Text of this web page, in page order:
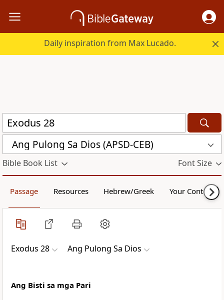
Daily inspiration from Max Lucado.
Ang Pulong Sa Dios (APSD-CEB)
Bible Book List Font Size
Passage Resources Hebrew/Greek Your Content
Exodus 28 Ang Pulong Sa Dios
Ang Bisti sa mga Pari